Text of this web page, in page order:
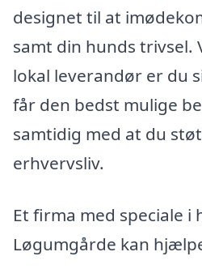
designet til at
samt din hunds trivsel.
lokal leverandør er du
får den bedst mulige
samtidig med at du
erhvervsliv.
Et firma med speciale i
Løgumgårde kan